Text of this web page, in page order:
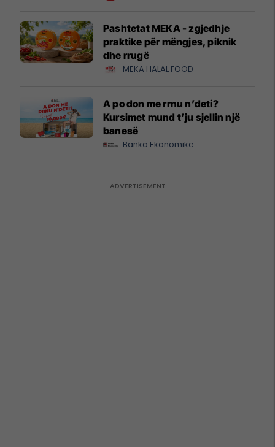
Pashtetat MEKA - zgjedhje
praktike për mëngjes, piknik
dhe rrugë
MEKA HALAL FOOD
A po don me rrnu n’deti?
Kursimet mund t’ju sjellin një
banesë
Banka Ekonomike